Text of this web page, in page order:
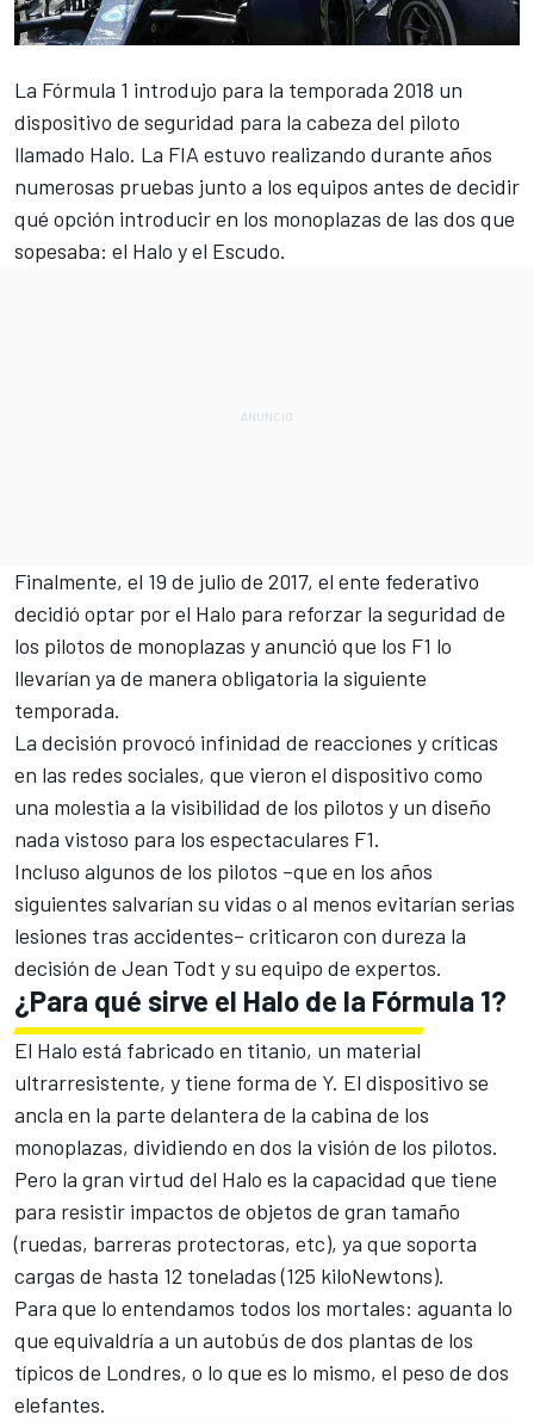
La Fórmula 1 introdujo para la temporada 2018 un
dispositivo de seguridad para la cabeza del piloto
llamado Halo. La FIA estuvo realizando durante años
numerosas pruebas junto a los equipos antes de decidir
qué opción introducir en los monoplazas de las dos que
sopesaba: el Halo y el Escudo.
Finalmente, el 19 de julio de 2017, el ente federativo
decidió optar por el Halo para reforzar la seguridad de
los pilotos de monoplazas y anunció que los F1 lo
llevarían ya de manera obligatoria la siguiente
temporada.
La decisión provocó infinidad de reacciones ycríticas
en las redes sociales, que vieron el dispositivo como
una molestia a la visibilidad de los pilotos y un diseño
nada vistoso para los espectaculares F1.
Incluso algunos de los pilotos –que en los años
siguientes salvarían su vidas o al menos evitarían serias
lesiones tras accidentes– criticaron con dureza la
decisión de Jean Todt y su equipo de expertos.
¿Para qué sirve el Halo de la Fórmula 1?
El Halo está fabricado en titanio, un material
ultrarresistente, y tiene forma de Y. El dispositivo se
ancla en la parte delantera de la cabina de los
monoplazas, dividiendo en dos la visión de los pilotos.
Pero la gran virtud del Halo es la capacidad que tiene
para resistir impactos de objetos de gran tamaño
(ruedas, barreras protectoras, etc), ya que soporta
cargas de hasta 12 toneladas (125 kiloNewtons).
Para que lo entendamos todos los mortales: aguanta lo
que equivaldría a un autobús de dos plantas de los
típicos de Londres, o lo que es lo mismo, el peso de dos
elefantes.